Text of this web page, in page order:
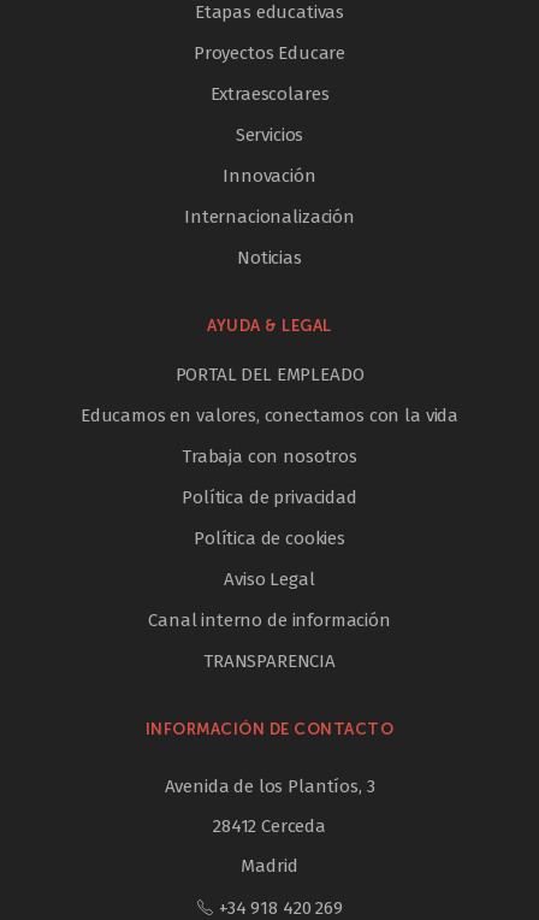
Etapas educativas
Proyectos Educare
Extraescolares
Servicios
Innovación
Internacionalización
Noticias
AYUDA & LEGAL
PORTAL DEL EMPLEADO
Educamos en valores, conectamos con la vida
Trabaja con nosotros
Política de privacidad
Política de cookies
Aviso Legal
Canal interno de información
TRANSPARENCIA
INFORMACIÓN DE CONTACTO
Avenida de los Plantíos, 3
28412 Cerceda
Madrid
+34 918 420 269